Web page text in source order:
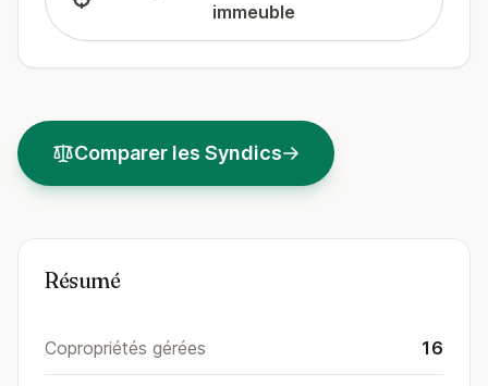
immeuble
Comparer les Syndics
Résumé
Copropriétés gérées 16